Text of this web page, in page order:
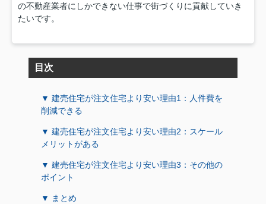
の不動産業者にしかできない仕事で街づくりに貢献していき
たいです。
目次
▼ 建売住宅が注文住宅より安い理由1：人件費を
削減できる
▼ 建売住宅が注文住宅より安い理由2：スケール
メリットがある
▼ 建売住宅が注文住宅より安い理由3：その他の
ポイント
▼ まとめ